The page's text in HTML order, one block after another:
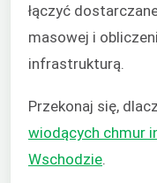
łączyć
masowej i
infrastrukturą.
Przekonaj się,
wiodących chmur
Wschodzie.